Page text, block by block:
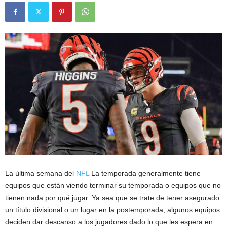
La última semana del NFL La temporada generalmente tiene
equipos que están viendo terminar su temporada o equipos que no
tienen nada por qué jugar. Ya sea que se trate de tener asegurado
un título divisional o un lugar en la postemporada, algunos equipos
deciden dar descanso a los jugadores dado lo que les espera en